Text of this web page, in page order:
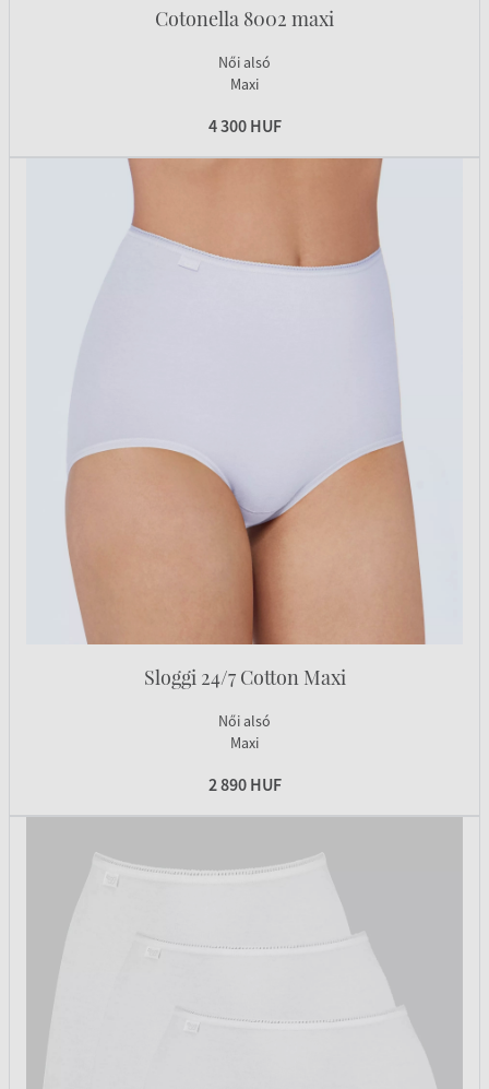
Cotonella 8002 maxi
Női alsó
Maxi
4 300 HUF
Sloggi 24/7 Cotton Maxi
Női alsó
Maxi
2 890 HUF